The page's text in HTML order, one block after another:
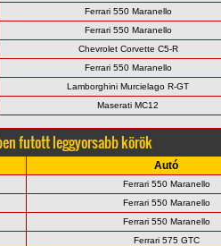
Ferrari 550 Maranello
Ferrari 550 Maranello
Chevrolet Corvette C5-R
Ferrari 550 Maranello
Lamborghini Murcielago R-GT
Maserati MC12
futott leggyorsabb körök
Autó
Ferrari 550 Maranello
Ferrari 550 Maranello
Ferrari 550 Maranello
Ferrari 575 GTC